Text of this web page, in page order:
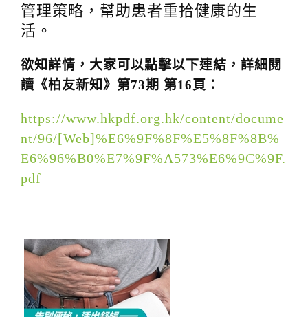
管理策略，幫助患者重拾健康的生
活。
欲知詳情，大家可以點擊以下連結，詳細閱
讀《柏友新知》第73期 第16頁：
https://www.hkpdf.org.hk/content/docume
nt/96/[Web]%E6%9F%8F%E5%8F%8B%
E6%96%B0%E7%9F%A573%E6%9C%9F.
pdf